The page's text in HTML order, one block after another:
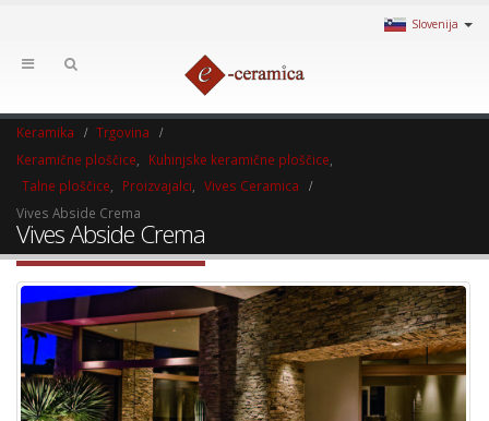
Slovenija
Keramika
Trgovina
Keramične ploščice
Kuhinjske keramične ploščice
Talne ploščice
Proizvajalci
Vives Ceramica
Vives Abside Crema
Vives Abside Crema